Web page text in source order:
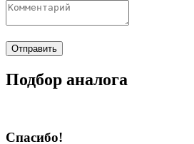
Отправить
Подбор аналога
Спасибо!